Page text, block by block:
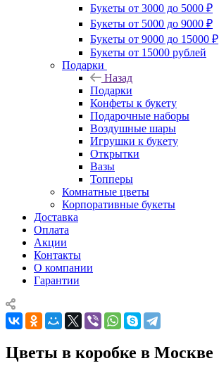
Букеты от 3000 до 5000 ₽
Букеты от 5000 до 9000 ₽
Букеты от 9000 до 15000 ₽
Букеты от 15000 рублей
Подарки
Назад
Подарки
Конфеты к букету
Подарочные наборы
Воздушные шары
Игрушки к букету
Открытки
Вазы
Топперы
Комнатные цветы
Корпоративные букеты
Доставка
Оплата
Акции
Контакты
О компании
Гарантии
Цветы в коробке в Москве